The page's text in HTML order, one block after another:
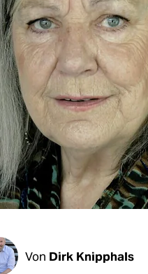
Von Dirk Knipphals